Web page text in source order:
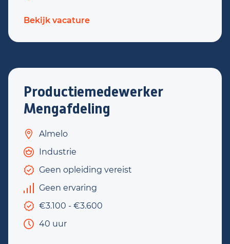
Bekijk vacature
Productiemedewerker
Mengafdeling
Almelo
Industrie
Geen opleiding vereist
Geen ervaring
€3.100 - €3.600
40 uur